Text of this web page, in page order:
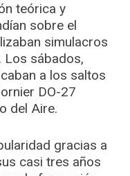
teórica y
sobre el
simulacros
Los sábados,
a los saltos
DO-27
del Aire.
gracias a
casi tres años